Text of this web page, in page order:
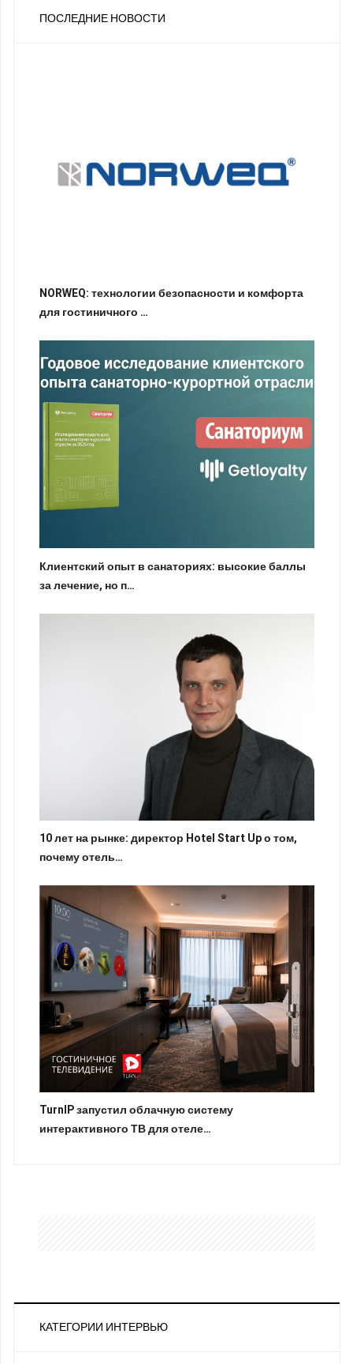
ПОСЛЕДНИЕ НОВОСТИ
NORWEQ: технологии безопасности и комфорта
для гостиничного …
Клиентский опыт в санаториях: высокие баллы
за лечение, но п…
10 лет на рынке: директор Hotel Start Up о том,
почему отель…
TurnIP запустил облачную систему
интерактивного ТВ для отеле…
КАТЕГОРИИ ИНТЕРВЬЮ